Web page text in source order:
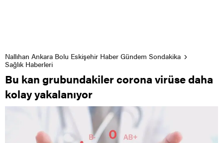
Nallıhan Ankara Bolu Eskişehir Haber Gündem Sondakika
Sağlık Haberleri
Bu kan grubundakiler corona virüse daha
kolay yakalanıyor